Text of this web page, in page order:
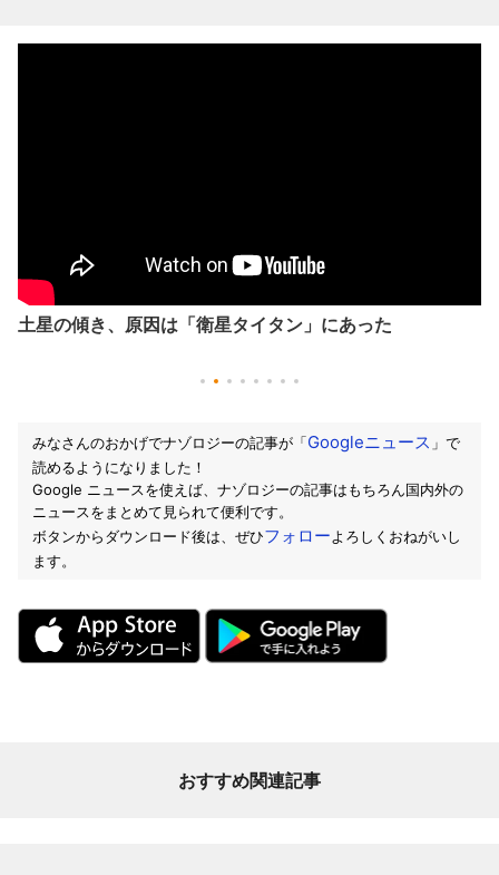
土星の傾き、原因は「衛星タイタン」にあった
みなさんのおかげでナゾロジーの記事が「Googleニュース 」で
読めるようになりました！
Google ニュースを使えば、ナゾロジーの記事はもちろん国内外の
ニュースをまとめて見られて便利です。
ボタンからダウンロード後は、ぜひフォローよろしくおねがいし
ます。
おすすめ関連記事